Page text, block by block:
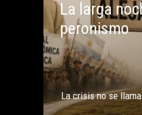
La larga
peronismo
La crisis no se